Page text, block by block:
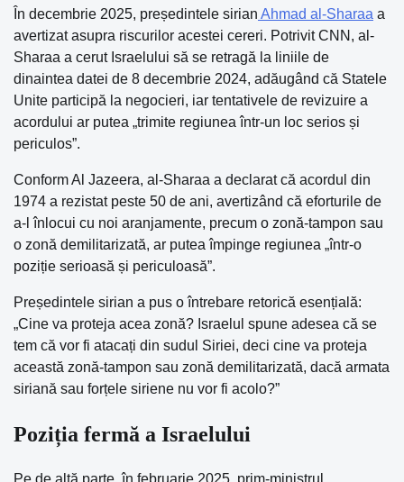
În decembrie 2025, președintele sirian Ahmad al-Sharaa a
avertizat asupra riscurilor acestei cereri. Potrivit CNN, al-
Sharaa a cerut Israelului să se retragă la liniile de
dinaintea datei de 8 decembrie 2024, adăugând că Statele
Unite participă la negocieri, iar tentativele de revizuire a
acordului ar putea „trimite regiunea într-un loc serios și
periculos”.
Conform Al Jazeera, al-Sharaa a declarat că acordul din
1974 a rezistat peste 50 de ani, avertizând că eforturile de
a-l înlocui cu noi aranjamente, precum o zonă-tampon sau
o zonă demilitarizată, ar putea împinge regiunea „într-o
poziție serioasă și periculoasă”.
Președintele sirian a pus o întrebare retorică esențială:
„Cine va proteja acea zonă? Israelul spune adesea că se
tem că vor fi atacați din sudul Siriei, deci cine va proteja
această zonă-tampon sau zonă demilitarizată, dacă armata
siriană sau forțele siriene nu vor fi acolo?”
Poziția fermă a Israelului